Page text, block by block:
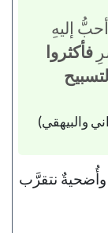
إليهِ
فأكثروا
والبيهقي)
وأُضحيةٌ نتقرَّب